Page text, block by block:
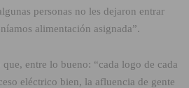
personas no les dejaron entrar
alimentación asignada”.
que, entre lo bueno: “cada logo de cada
eléctrico bien, la afluencia de gente